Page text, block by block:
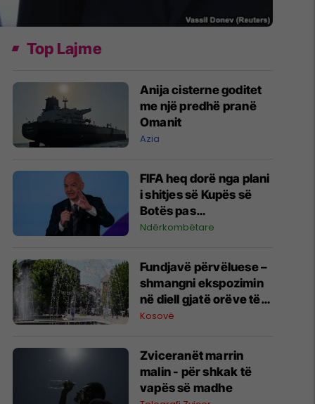
Top Lajme
Anija cisterne goditet
me një predhë pranë
Omanit
Azia
FIFA heq dorë nga plani
i shitjes së Kupës së
Botës pas
kërcënimeve të mëdha
dhe konfederatat tjera
Ndërkombëtare
Fundjavë përvëluese –
shmangni ekspozimin
në diell gjatë orëve të
ditës
Kosovë
Zviceranët marrin
malin - për shkak të
vapës së madhe